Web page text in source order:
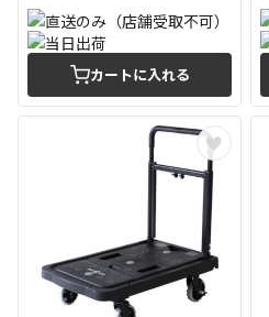
カートに入れる